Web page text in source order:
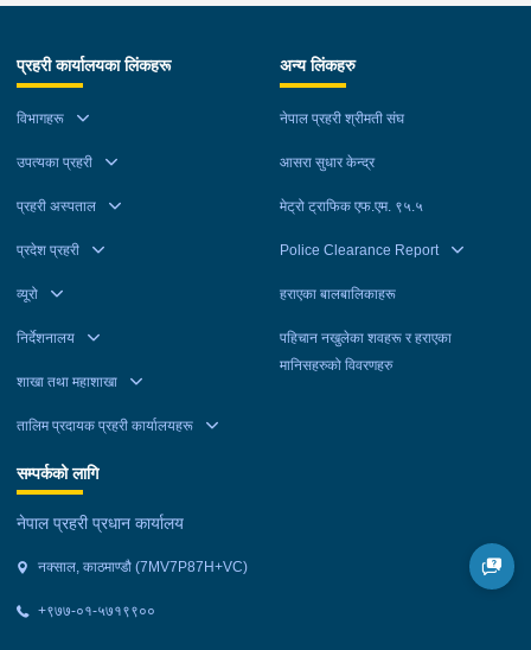
प्रहरी कार्यालयका लिंकहरू
विभागहरू
उपत्यका प्रहरी
प्रहरी अस्पताल
प्रदेश प्रहरी
व्यूरो
निर्देशनालय
शाखा तथा महाशाखा
तालिम प्रदायक प्रहरी कार्यालयहरू
अन्य लिंकहरु
नेपाल प्रहरी श्रीमती संघ
आसरा सुधार केन्द्र
मेट्रो ट्राफिक एफ.एम. ९५.५
Police Clearance Report
हराएका बालबालिकाहरू
पहिचान नखुलेका शवहरू र हराएका
मानिसहरुको विवरणहरु
सम्पर्कको लागि
नेपाल प्रहरी प्रधान कार्यालय
नक्साल, काठमाण्डौ (7MV7P87H+VC)
+९७७-०१-५७१९९००